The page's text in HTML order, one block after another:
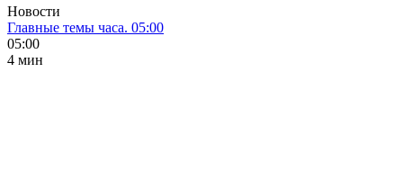
Новости
Главные темы часа. 05:00
05:00
4 мин